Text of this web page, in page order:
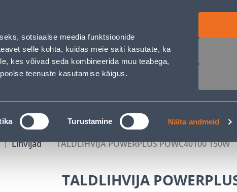
sotsiaalse meedia funktsioonide
selle kohta, kuidas meie saiti kasutate, ka
kes võivad seda kombineerida muu teabega,
teenuste kasutamise käigus.
Turustamine Näita andmeid
OTSI Logi sisse
TÖÖRIISTALAENUTUS JÄRELMAKS
Lihvijad TALDLIHVIJA POWERPLUS POWC40100 150W
TALDLIHVIJA